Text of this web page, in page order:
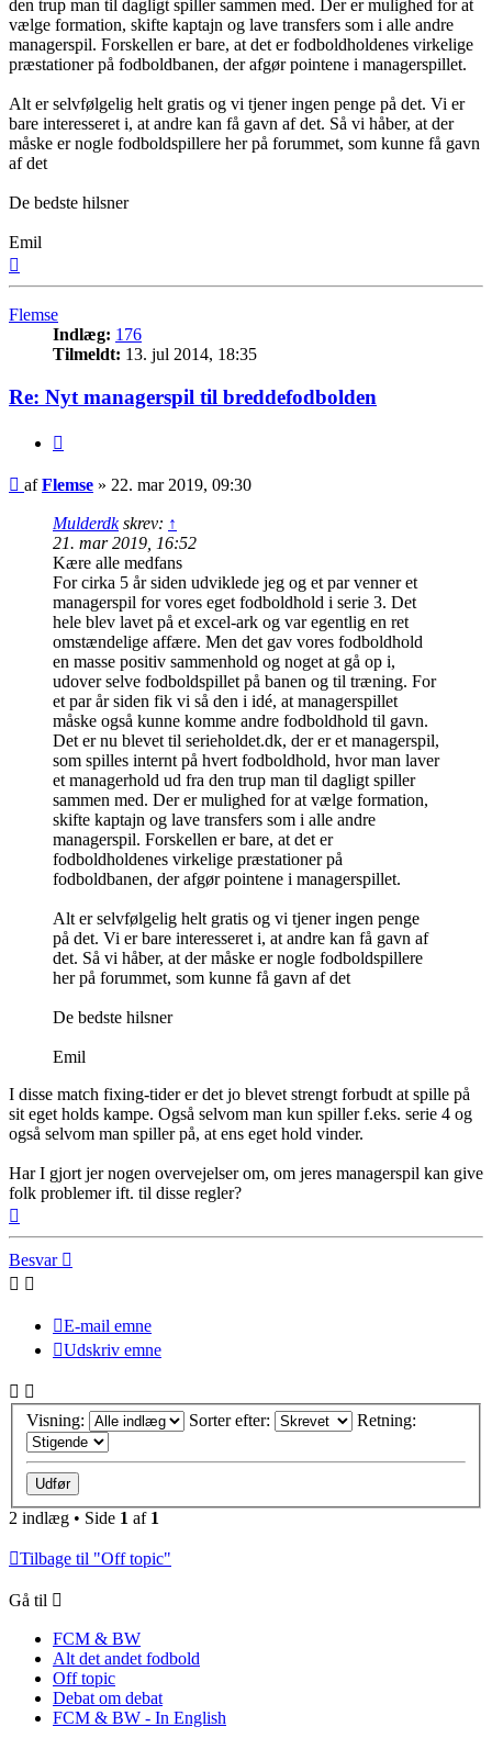
den trup man til dagligt spiller sammen med. Der er mulighed for at
vælge formation, skifte kaptajn og lave transfers som i alle andre
managerspil. Forskellen er bare, at det er fodboldholdenes virkelige
præstationer på fodboldbanen, der afgør pointene i managerspillet.
Alt er selvfølgelig helt gratis og vi tjener ingen penge på det. Vi er
bare interesseret i, at andre kan få gavn af det. Så vi håber, at der
måske er nogle fodboldspillere her på forummet, som kunne få gavn
af det
De bedste hilsner
Emil
Flemse
Indlæg: 176
Tilmeldt: 13. jul 2014, 18:35
Re: Nyt managerspil til breddefodbolden
Indlæg
afFlemse » 22. mar 2019, 09:30
Mulderdkskrev: ↑
21. mar 2019, 16:52
Kære alle medfans
For cirka 5 år siden udviklede jeg og et par venner et
managerspil for vores eget fodboldhold i serie 3. Det
hele blev lavet på et excel-ark og var egentlig en ret
omstændelige affære. Men det gav vores fodboldhold
en masse positiv sammenhold og noget at gå op i,
udover selve fodboldspillet på banen og til træning. For
et par år siden fik vi så den i idé, at managerspillet
måske også kunne komme andre fodboldhold til gavn.
Det er nu blevet til serieholdet.dk, der er et managerspil,
som spilles internt på hvert fodboldhold, hvor man laver
et managerhold ud fra den trup man til dagligt spiller
sammen med. Der er mulighed for at vælge formation,
skifte kaptajn og lave transfers som i alle andre
managerspil. Forskellen er bare, at det er
fodboldholdenes virkelige præstationer på
fodboldbanen, der afgør pointene i managerspillet.
Alt er selvfølgelig helt gratis og vi tjener ingen penge
på det. Vi er bare interesseret i, at andre kan få gavn af
det. Så vi håber, at der måske er nogle fodboldspillere
her på forummet, som kunne få gavn af det
De bedste hilsner
Emil
I disse match fixing-tider er det jo blevet strengt forbudt at spille på
sit eget holds kampe. Også selvom man kun spiller f.eks. serie 4 og
også selvom man spiller på, at ens eget hold vinder.
Har I gjort jer nogen overvejelser om, om jeres managerspil kan give
folk problemer ift. til disse regler?
Besvar
E-mail emne
Udskriv emne
Visning: Sorter efter: Retning:
2 indlæg • Side 1 af 1
Tilbage til "Off topic"
Gå til
FCM & BW
Alt det andet fodbold
Off topic
Debat om debat
FCM & BW - In English